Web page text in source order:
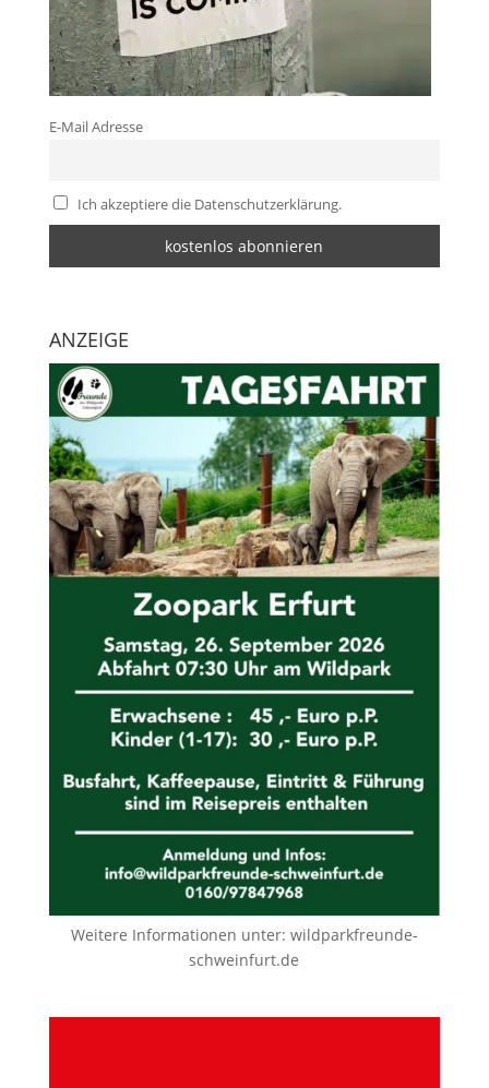
E-Mail Adresse
Ich akzeptiere die Datenschutzerklärung.
ANZEIGE
Weitere Informationen unter: wildparkfreunde-
schweinfurt.de